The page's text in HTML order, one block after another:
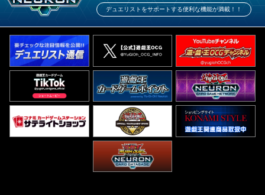
デュエリストをサポートする便利な機能が満載！！